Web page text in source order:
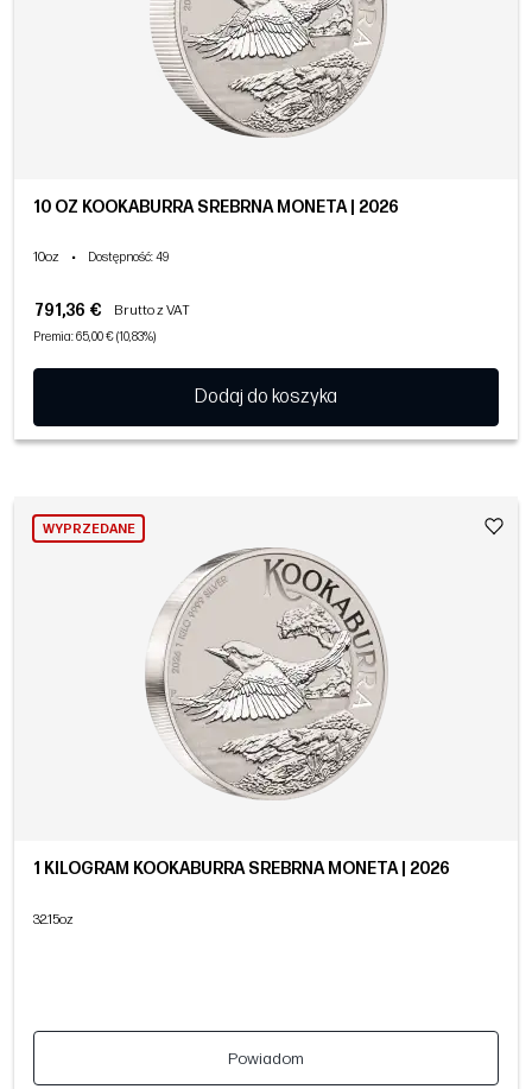
10 OZ KOOKABURRA SREBRNA MONETA | 2026
10oz • Dostępność: 49
791,36 € Brutto z VAT
Premia: 65,00 € (10,83%)
Dodaj do koszyka
WYPRZEDANE
1 KILOGRAM KOOKABURRA SREBRNA MONETA | 2026
32.15oz
Powiadom